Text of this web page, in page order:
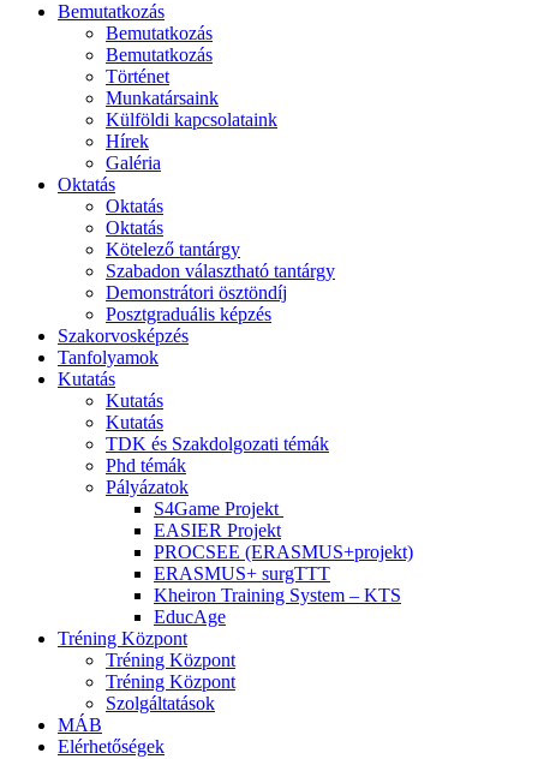
Bemutatkozás
Bemutatkozás
Bemutatkozás
Történet
Munkatársaink
Külföldi kapcsolataink
Hírek
Galéria
Oktatás
Oktatás
Oktatás
Kötelező tantárgy
Szabadon választható tantárgy
Demonstrátori ösztöndíj
Posztgraduális képzés
Szakorvosképzés
Tanfolyamok
Kutatás
Kutatás
Kutatás
TDK és Szakdolgozati témák
Phd témák
Pályázatok
S4Game Projekt
EASIER Projekt
PROCSEE (ERASMUS+projekt)
ERASMUS+ surgTTT
Kheiron Training System – KTS
EducAge
Tréning Központ
Tréning Központ
Tréning Központ
Szolgáltatások
MÁB
Elérhetőségek